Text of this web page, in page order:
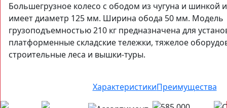
Большегрузное колесо с ободом из чугуна и шинкой
имеет диаметр 125 мм. Ширина обода 50 мм. Модель
грузоподъемностью 210 кг предназначена для
платформенные складские тележки, тяжелое
строительные леса и вышки-туры.
ХарактеристикиПреимущества